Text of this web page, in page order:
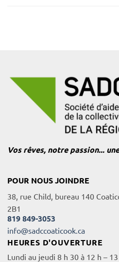
Vos rêves, notre passion...
POUR NOUS JOINDRE
38, rue Child, bureau 140
2B1
819 849-3053
info@sadccoaticook.ca
HEURES D'OUVERTURE
Lundi au jeudi 8 h 30 à 12 h –